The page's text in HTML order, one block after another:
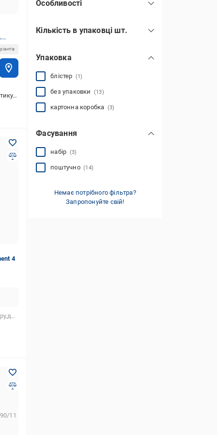
сплаву (будівельного),для дерева
4
скла,для кераміки
Особливості
водостійкі(31)
пензлик
спиртові(16)
показати всі
Кількість в упаковці шт.
10(5)
48
Упаковка
блістер (1)
без упаковки (13)
картонна коробка (3)
Фасування
набір (3)
поштучно(14)
Немає потрібного фільтра?
Запропонуйте свій!